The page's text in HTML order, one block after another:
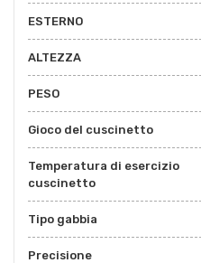
ESTERNO
ALTEZZA
PESO
Gioco del cuscinetto
Temperatura di esercizio
cuscinetto
Tipo gabbia
Precisione